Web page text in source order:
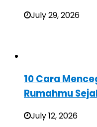
July 29, 2026
10 Cara
Rumahmu
July 12, 2026